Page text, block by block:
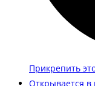
Прикрепить
Открывается в